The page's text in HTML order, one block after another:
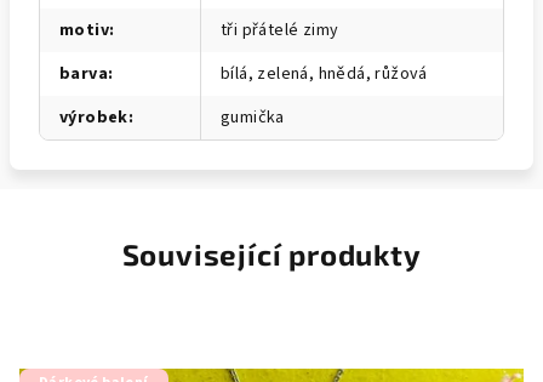
motiv:
tři přátelé zimy
barva:
bílá, zelená, hnědá, růžová
výrobek: gumička
Související produkty